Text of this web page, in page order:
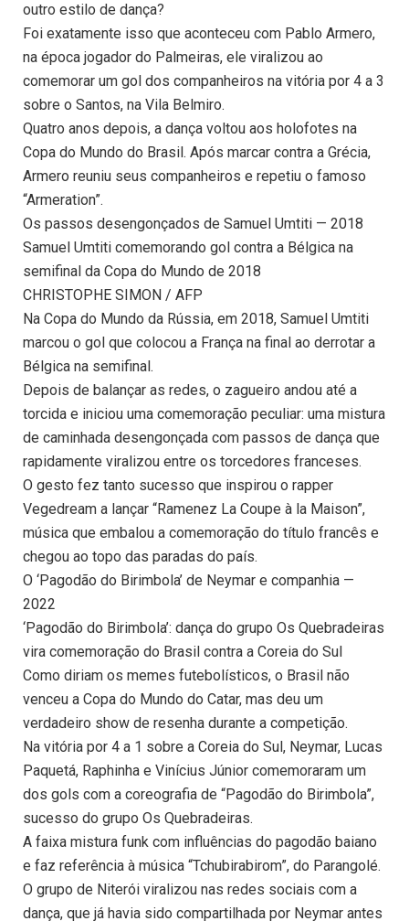
outro estilo de dança?
Foi exatamente isso que aconteceu com Pablo Armero,
na época jogador do Palmeiras, ele viralizou ao
comemorar um gol dos companheiros na vitória por 4 a 3
sobre o Santos, na Vila Belmiro.
Quatro anos depois, a dança voltou aos holofotes na
Copa do Mundo do Brasil. Após marcar contra a Grécia,
Armero reuniu seus companheiros e repetiu o famoso
“Armeration”.
Os passos desengonçados de Samuel Umtiti — 2018
Samuel Umtiti comemorando gol contra a Bélgica na
semifinal da Copa do Mundo de 2018
CHRISTOPHE SIMON / AFP
Na Copa do Mundo da Rússia, em 2018, Samuel Umtiti
marcou o gol que colocou a França na final ao derrotar a
Bélgica na semifinal.
Depois de balançar as redes, o zagueiro andou até a
torcida e iniciou uma comemoração peculiar: uma mistura
de caminhada desengonçada com passos de dança que
rapidamente viralizou entre os torcedores franceses.
O gesto fez tanto sucesso que inspirou o rapper
Vegedream a lançar “Ramenez La Coupe à la Maison”,
música que embalou a comemoração do título francês e
chegou ao topo das paradas do país.
O ‘Pagodão do Birimbola’ de Neymar e companhia —
2022
‘Pagodão do Birimbola’: dança do grupo Os Quebradeiras
vira comemoração do Brasil contra a Coreia do Sul
Como diriam os memes futebolísticos, o Brasil não
venceu a Copa do Mundo do Catar, mas deu um
verdadeiro show de resenha durante a competição.
Na vitória por 4 a 1 sobre a Coreia do Sul, Neymar, Lucas
Paquetá, Raphinha e Vinícius Júnior comemoraram um
dos gols com a coreografia de “Pagodão do Birimbola”,
sucesso do grupo Os Quebradeiras.
A faixa mistura funk com influências do pagodão baiano
e faz referência à música “Tchubirabirom”, do Parangolé.
O grupo de Niterói viralizou nas redes sociais com a
dança, que já havia sido compartilhada por Neymar antes